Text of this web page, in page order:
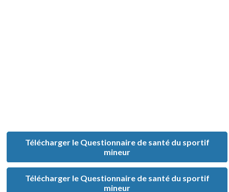
Télécharger le Questionnaire de santé du sportif
mineur
Télécharger le Questionnaire de santé du sportif
mineur